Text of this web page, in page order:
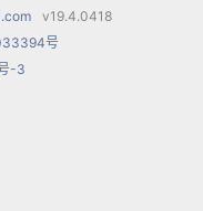
而《莱茵的黄金》
示了华格纳多年来
v19.4.0418
号
-3